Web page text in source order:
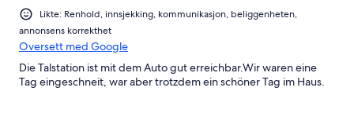
Likte: Renhold, innsjekking, kommunikasjon, beliggenheten,
annonsens korrekthet
Oversett med Google
Die Talstation ist mit dem Auto gut erreichbar.Wir waren eine
Tag eingeschneit, war aber trotzdem ein schöner Tag im Haus.